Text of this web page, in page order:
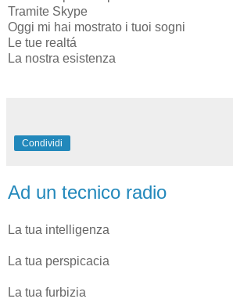
Tramite Skype
Oggi mi hai mostrato i tuoi sogni
Le tue realtá
La nostra esistenza
Condividi
Ad un tecnico radio
La tua intelligenza
La tua perspicacia
La tua furbizia